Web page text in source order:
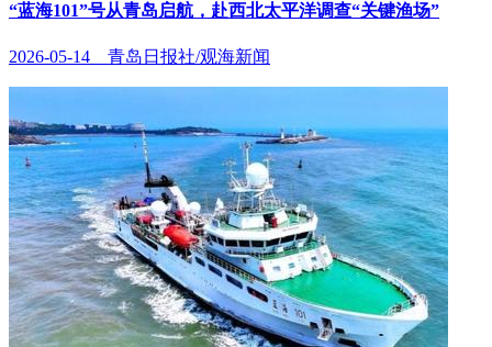
“蓝海101”号从青岛启航，赴西北太平洋调查“关键渔场”
2026-05-14 青岛日报社/观海新闻